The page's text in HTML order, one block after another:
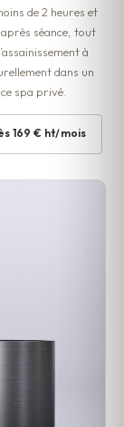
de 2 heures et
séance, tout
à
dans un
spa privé.
169 € ht/mois